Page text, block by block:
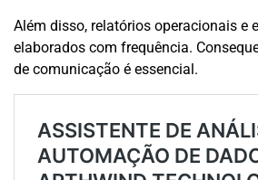
Além disso, relatórios operacionais e
elaborados com frequência.
de comunicação é essencial.